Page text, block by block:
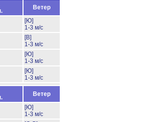
Ветер
[Ю]
1-3 м/с
[В]
1-3 м/с
[Ю]
1-3 м/с
[Ю]
1-3 м/с
Ветер
[Ю]
1-3 м/с